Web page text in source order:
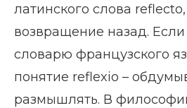
латинского слова
возвращение назад.
словарю французского
понятие reflexio –
размышлять. В